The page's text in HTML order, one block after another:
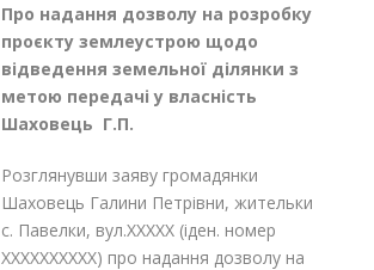
Про надання дозволу на розробку
проєкту землеустрою щодо
відведення земельної ділянки з
метою передачі у власність
Шаховець Г.П.
Розглянувши заяву громадянки
Шаховець Галини Петрівни, жительки
с. Павелки, вул.XXXXX (іден. номер
XXXXXXXXXX) про надання дозволу на